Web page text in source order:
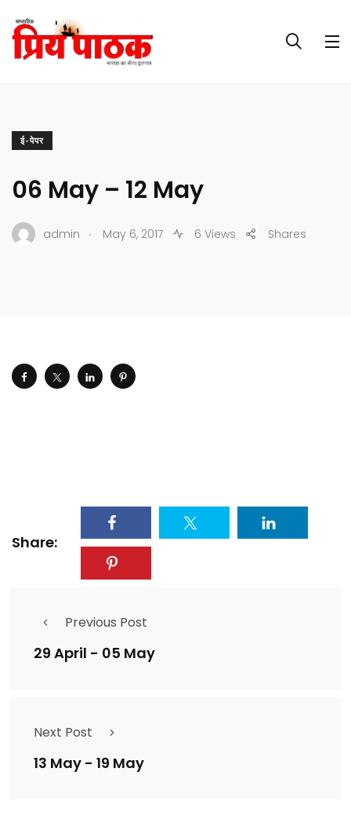
ई-पेपर
06 May – 12 May
admin . May 6, 2017 6 Views Shares
Share:
Previous Post
29 April - 05 May
Next Post
13 May - 19 May